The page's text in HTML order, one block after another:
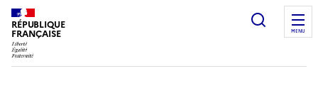
RÉPUBLIQUE
FRANÇAISE
Ouvrir
MENU